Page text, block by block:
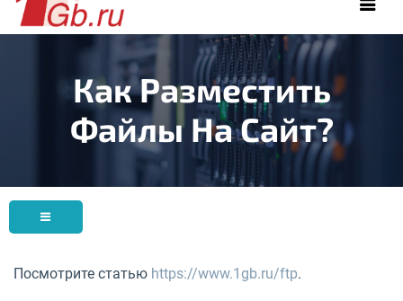
Как Разместить
Файлы На Сайт?
Посмотрите статью https://www.1gb.ru/ftp.